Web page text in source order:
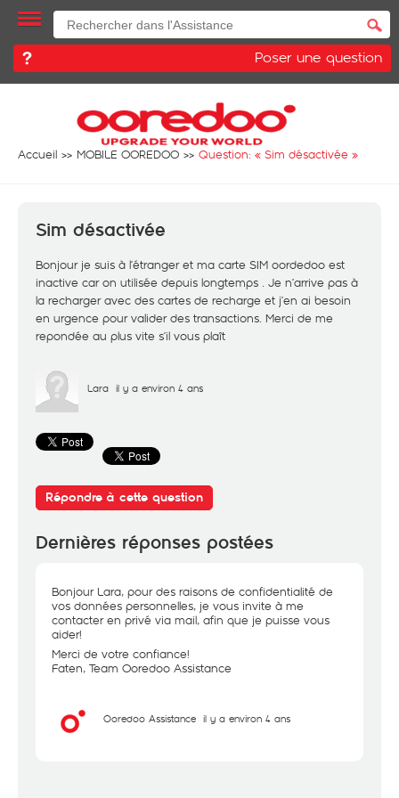
Poser une question
Accueil MOBILE OOREDOO Question: « Sim désactivée »
Sim désactivée
Bonjour je suis à l’étranger et ma carte SIM oordedoo est
inactive car on utilisée depuis longtemps . Je n’arrive pas à
la recharger avec des cartes de recharge et j’en ai besoin
en urgence pour valider des transactions. Merci de me
repondée au plus vite s’il vous plaît
Lara il y a environ 4 ans
Répondre à cette question
Dernières réponses postées
Bonjour Lara, pour des raisons de confidentialité de
vos données personnelles, je vous invite à me
contacter en privé via mail, afin que je puisse vous
aider!
Merci de votre confiance!
Faten, Team Ooredoo Assistance
Ooredoo Assistance il y a environ 4 ans